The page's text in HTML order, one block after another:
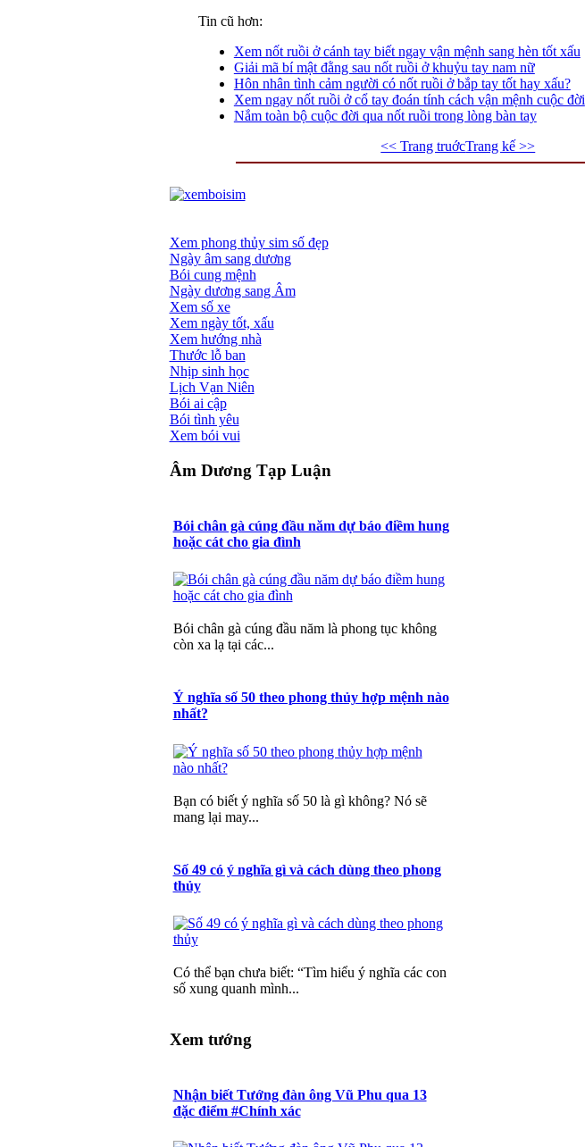
Tin cũ hơn:
Xem nốt ruồi ở cánh tay biết ngay vận mệnh sang hèn tốt xấu
Giải mã bí mật đằng sau nốt ruồi ở khuỷu tay nam nữ
Hôn nhân tình cảm người có nốt ruồi ở bắp tay tốt hay xấu?
Xem ngay nốt ruồi ở cổ tay đoán tính cách vận mệnh cuộc đời
Nắm toàn bộ cuộc đời qua nốt ruồi trong lòng bàn tay
<< Trang truớcTrang kế >>
Xem phong thủy sim số đẹp
Ngày âm sang dương
Bói cung mệnh
Ngày dương sang Âm
Xem số xe
Xem ngày tốt, xấu
Xem hướng nhà
Thước lỗ ban
Nhịp sinh học
Lịch Vạn Niên
Bói ai cập
Bói tình yêu
Xem bói vui
Âm Dương Tạp Luận
Bói chân gà cúng đầu năm dự báo điềm hung
hoặc cát cho gia đình
Bói chân gà cúng đầu năm là phong tục không
còn xa lạ tại các...
Ý nghĩa số 50 theo phong thủy hợp mệnh nào
nhất?
Bạn có biết ý nghĩa số 50 là gì không? Nó sẽ
mang lại may...
Số 49 có ý nghĩa gì và cách dùng theo phong
thủy
Có thể bạn chưa biết: “Tìm hiểu ý nghĩa các con
số xung quanh mình...
Xem tướng
Nhận biết Tướng đàn ông Vũ Phu qua 13
đặc điểm #Chính xác